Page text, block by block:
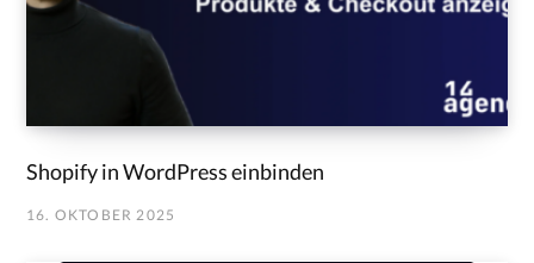
Shopify in WordPress einbinden
16. OKTOBER 2025